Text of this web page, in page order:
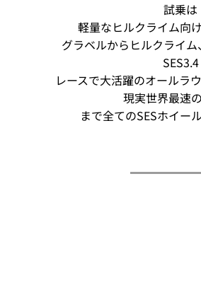
試乗は
軽量なヒルクライム向
グラベルからヒルクライ
SES3.4
レースで大活躍のオールラ
現実世界最速
まで全てのSESホイー